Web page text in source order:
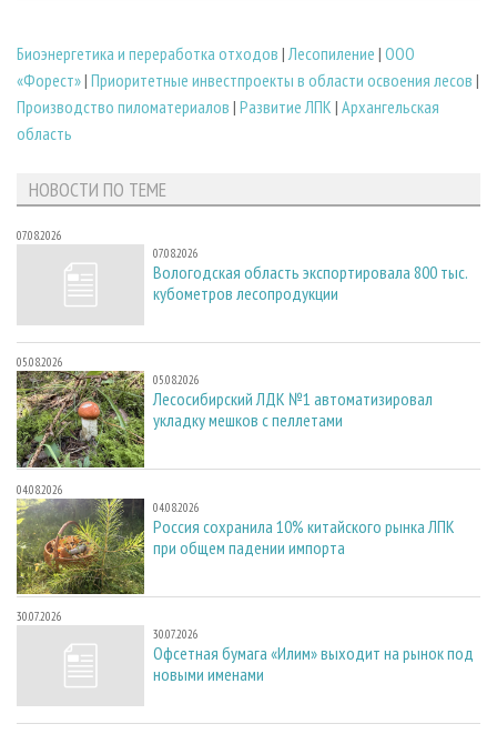
Биoэнергетика и переработка отходов |Лесопиление | ООО
«Форест»| Приоритетные инвестпроекты в области освоения лесов |
Производство пиломатериалов | Развитие ЛПК | Архангельская
область
НОВОСТИ ПО ТЕМЕ
07.08.2026
07.08.2026
Вологодская область экспортировала 800 тыс.
кубометров лесопродукции
05.08.2026
05.08.2026
Лесосибирский ЛДК №1 автоматизировал
укладку мешков с пеллетами
04.08.2026
04.08.2026
Россия сохранила 10% китайского рынка ЛПК
при общем падении импорта
30.07.2026
30.07.2026
Офсетная бумага «Илим» выходит на рынок под
новыми именами